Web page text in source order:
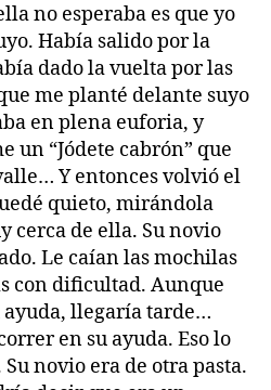
no esperaba es que yo
Había salido por la
dado la vuelta por las
me planté delante suyo
en plena euforia, y
un “Jódete cabrón” que
Y entonces volvió el
quieto, mirándola
cerca de ella. Su novio
Le caían las mochilas
con dificultad. Aunque
llegaría tarde…
en su ayuda. Eso lo
novio era de otra pasta.